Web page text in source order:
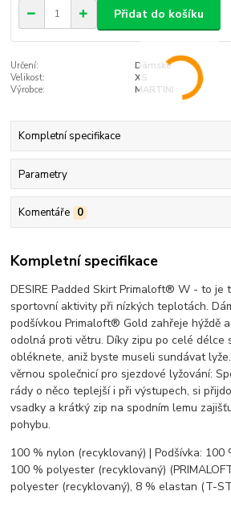
Přidat do košíku
Určení:
Dámské
Velikost:
XS
Výrobce:
MARTINI
Kompletní specifikace
Parametry
Komentáře 0
Kompletní specifikace
DESIRE Padded Skirt Primaloft® W - to je
sportovní aktivity při nízkých teplotách.
podšívkou Primaloft® Gold zahřeje hýždě
odolná proti větru. Díky zipu po celé délce
obléknete, aniž byste museli sundávat
věrnou společnicí pro sjezdové lyžování:
rády o něco teplejší i při výstupech, si
vsadky a krátký zip na spodním lemu
pohybu.
100 % nylon (recyklovaný) | Podšívka: 100
100 % polyester (recyklovaný)
polyester (recyklovaný), 8 % elastan (T-